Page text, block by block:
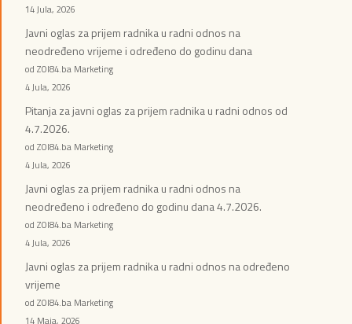
14 Jula, 2026
Javni oglas za prijem radnika u radni odnos na
neodređeno vrijeme i određeno do godinu dana
od ZOI84.ba Marketing
4 Jula, 2026
Pitanja za javni oglas za prijem radnika u radni odnos od
4.7.2026.
od ZOI84.ba Marketing
4 Jula, 2026
Javni oglas za prijem radnika u radni odnos na
neodređeno i određeno do godinu dana 4.7.2026.
od ZOI84.ba Marketing
4 Jula, 2026
Javni oglas za prijem radnika u radni odnos na određeno
vrijeme
od ZOI84.ba Marketing
14 Maja, 2026